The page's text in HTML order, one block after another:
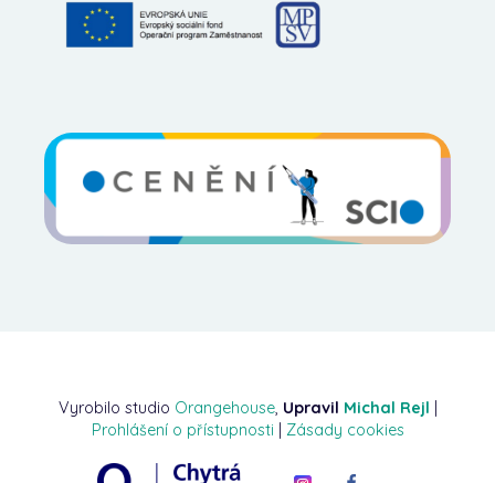
Vyrobilo studio Orangehouse, Upravil Michal Rejl |
Prohlášení o přístupnosti | Zásady cookies